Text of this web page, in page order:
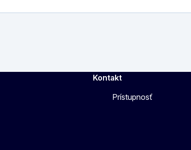
Kontakt
Prístupnosť